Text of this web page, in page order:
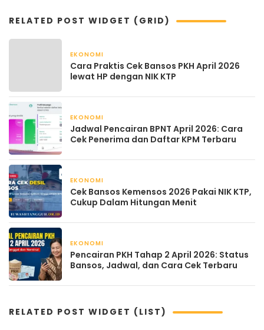
RELATED POST WIDGET (GRID)
EKONOMI
Cara Praktis Cek Bansos PKH April 2026
lewat HP dengan NIK KTP
EKONOMI
Jadwal Pencairan BPNT April 2026: Cara
Cek Penerima dan Daftar KPM Terbaru
EKONOMI
Cek Bansos Kemensos 2026 Pakai NIK KTP,
Cukup Dalam Hitungan Menit
EKONOMI
Pencairan PKH Tahap 2 April 2026: Status
Bansos, Jadwal, dan Cara Cek Terbaru
RELATED POST WIDGET (LIST)